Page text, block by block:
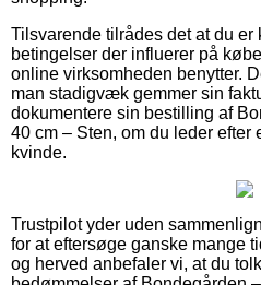
Tilsvarende tilrådes det at du er
betingelser der influerer på
online virksomheden benytter.
man stadigvæk gemmer sin
dokumentere sin bestilling af
40 cm – Sten, om du leder efter
kvinde.
Trustpilot yder uden
for at eftersøge ganske mange
og herved anbefaler vi, at du